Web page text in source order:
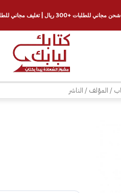
| شحن مجاني للطلبات +300 ريال | تغليف مجاني للطلبات +150 ريال |